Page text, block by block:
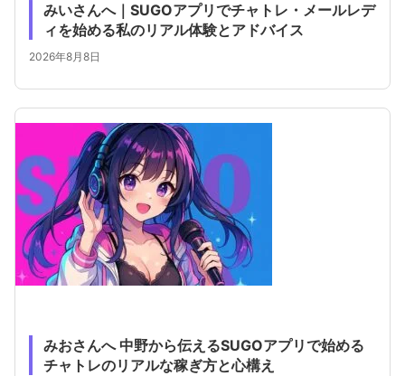
みいさんへ｜SUGOアプリでチャトレ・メールレデ
ィを始める私のリアル体験とアドバイス
2026年8月8日
みおさんへ 中野から伝えるSUGOアプリで始める
チャトレのリアルな稼ぎ方と心構え